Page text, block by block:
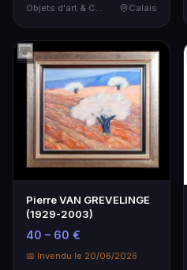
Objets d'art & Curiosités
Calais
Pierre VAN GREVELINGE
(1929-2003)
40 – 60 €
📅 Invendu le 20/06/2026